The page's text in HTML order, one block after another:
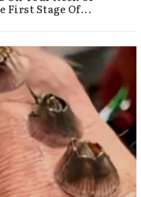
First Stage Of...